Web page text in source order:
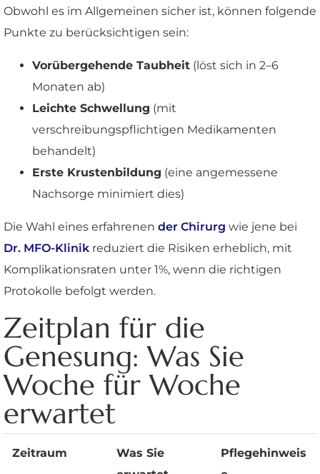
Obwohl es im Allgemeinen sicher ist, können folgende
Punkte zu berücksichtigen sein:
Vorübergehende Taubheit (löst sich in 2–6
Monaten ab)
Leichte Schwellung (mit
verschreibungspflichtigen Medikamenten
behandelt)
Erste Krustenbildung (eine angemessene
Nachsorge minimiert dies)
Die Wahl eines erfahrenen der Chirurg wie jene bei
Dr. MFO-Klinik reduziert die Risiken erheblich, mit
Komplikationsraten unter 1%, wenn die richtigen
Protokolle befolgt werden.
Zeitplan für die
Genesung: Was Sie
Woche für Woche
erwartet
Zeitraum
Was Sie
Pflegehinweis